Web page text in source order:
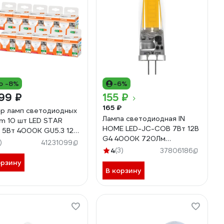
-8%
₽
ламп светодиодных
10 шт LED STAR
5Вт 4000К GU5.3 12В
41231099
-6%
155 ₽
165 ₽
Лампа светодиодная IN
HOME LED-JC-COB 7Вт 12В
G4 4000К 720Лм
4690612060286
4(3) 37806186
В корзину